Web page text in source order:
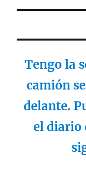
Tengo la
camión
delante.
el diario